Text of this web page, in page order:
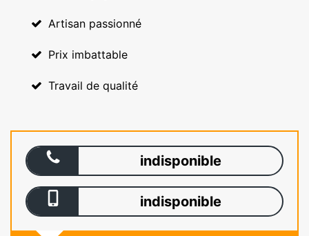
Artisan passionné
Prix imbattable
Travail de qualité
indisponible
indisponible